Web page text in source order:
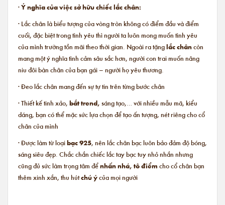
·Ý nghĩa của việc sở hữu chiếc lắc chân:
· Lắc chân là biểu tượng của vòng tròn không có điểm đầu và điểm
cuối, đặc biệt trong tình yêu thì người ta luôn mong muốn tình yêu
của mình trường tồn mãi theo thời gian. Ngoài ra tặnglắc châncòn
mang một ý nghĩa tình cảm sâu sắc hơn, người con trai muốn nâng
niu đôi bàn chân của bạn gái – người họ yêu thương.
· Đeo lắc chân mang đến sự tự tin trên từng bước chân
· Thiết kế tinh xảo, bắt trend, sáng tạo,… với nhiều mẫu mã, kiểu
dáng, bạn có thể mặc sức lựa chọn để tạo ấn tượng, nét riêng cho cổ
chân của mình
· Được làm từ loạibạc 925, nên lắc chân bạc luôn bảo đảm độ bóng,
sáng siêu đẹp. Chắc chắn chiếc lắc tay bạc tuy nhỏ nhắn nhưng
cũng đủ sức làm trọng tâm đểnhấn nhá, tô điểm cho cổ chân bạn
thêm xinh xắn, thu hútchú ýcủa mọi người